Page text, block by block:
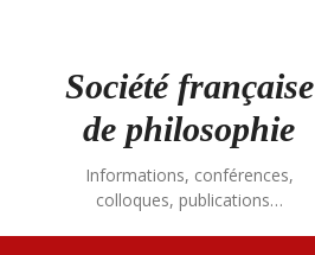
Société française
de philosophie
Informations, conférences,
colloques, publications…